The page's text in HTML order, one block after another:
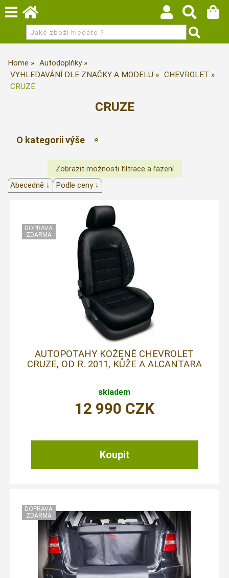
Home
Autodoplňky
VYHLEDAVÁNÍ DLE ZNAČKY A MODELU
CHEVROLET
CRUZE
CRUZE
O kategorii výše
Abecedně ↓ Podle ceny ↓
AUTOPOTAHY KOŽENÉ CHEVROLET
CRUZE, OD R. 2011, KŮŽE A ALCANTARA
skladem
12 990 CZK